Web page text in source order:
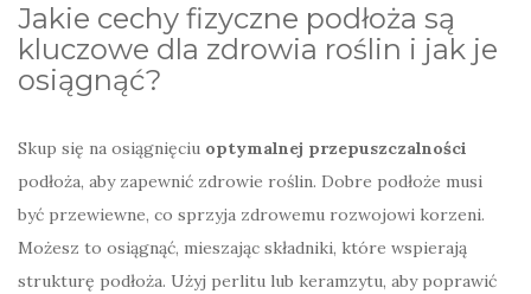
Jakie cechy fizyczne podłoża są
kluczowe dla zdrowia roślin i jak je
osiągnąć?
Skup się na osiągnięciu optymalnej przepuszczalności
podłoża, aby zapewnić zdrowie roślin. Dobre podłoże musi
być przewiewne, co sprzyja zdrowemu rozwojowi korzeni.
Możesz to osiągnąć, mieszając składniki, które wspierają
strukturę podłoża. Użyj perlitu lub keramzytu, aby poprawić